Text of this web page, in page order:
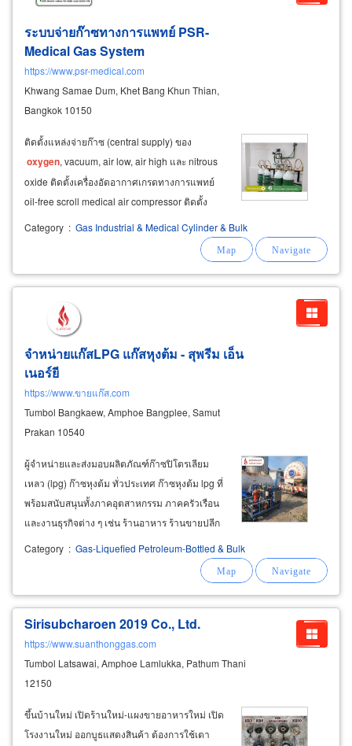
ระบบจ่ายก๊าซทางการแพทย์ PSR-
Medical Gas System
https://www.psr-medical.com
Khwang Samae Dum, Khet Bang Khun Thian,
Bangkok 10150
ติดตั้งแหล่งจ่ายก๊าซ (central supply) ของ
oxygen, vacuum, air low, air high และ nitrous
oxide ติดตั้งเครื่องอัดอากาศเกรดทางการแพทย์
oil-free scroll medical air compressor ติดตั้ง
สำหรับสร้างสุญญากาศในระบบท่อ ติดตั้งอุปกรณ์
ควบคุมแรงดันของก๊าซที่ออกจากแหล่งจ่ายให้มี
ค่าแรงดันคงที่
Category : Gas Industrial & Medical Cylinder & Bulk
จำหน่ายแก๊สLPG แก๊สหุงต้ม - สุพรีม เอ็น
เนอร์ยี
https://www.ขายแก๊ส.com
Tumbol Bangkaew, Amphoe Bangplee, Samut
Prakan 10540
ผู้จำหน่ายและส่งมอบผลิตภัณฑ์ก๊าซปิโตรเลียม
เหลว (lpg) ก๊าซหุงต้ม ทั่วประเทศ ก๊าซหุงต้ม lpg ที่
พร้อมสนับสนุนทั้งภาคอุตสาหกรรม ภาคครัวเรือน
และงานธุรกิจต่าง ๆ เช่น ร้านอาหาร ร้านขายปลีก
มอลล์ โรงแรม โรงพยาบาล และผู้ที่ต้องการใช้ก๊าซ
Category : Gas-Liquefied Petroleum-Bottled & Bulk
Sirisubcharoen 2019 Co., Ltd.
https://www.suanthonggas.com
Tumbol Latsawai, Amphoe Lamlukka, Pathum Thani
12150
ขึ้นบ้านใหม่ เปิดร้านใหม่-แผงขายอาหารใหม่ เปิด
โรงงานใหม่ ออกบูธแสดงสินค้า ต้องการใช้เตา